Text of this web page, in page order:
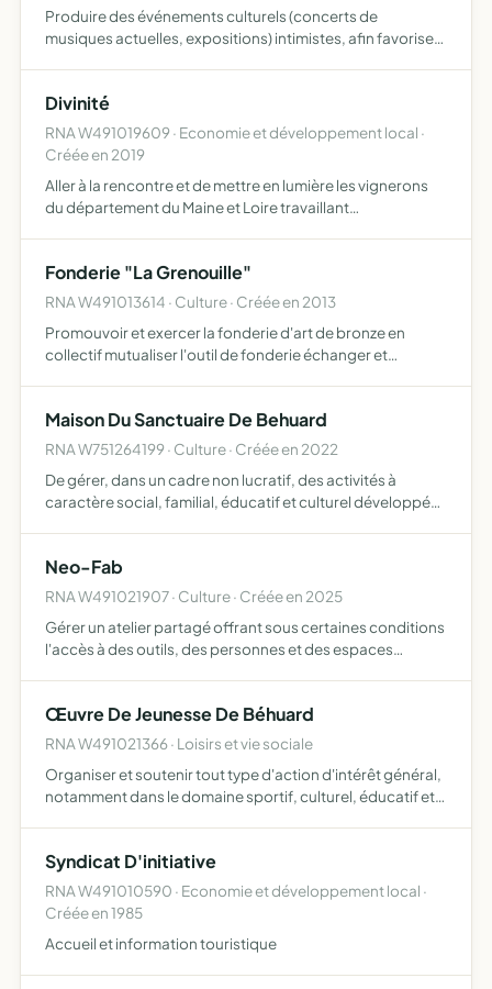
Produire des événements culturels (concerts de
musiques actuelles, expositions) intimistes, afin favoriser
Divinité
RNA W491019609 · Economie et développement local ·
Créée en 2019
Aller à la rencontre et de mettre en lumière les vignerons
du département du Maine et Loire travaillant
sont concours lors…
Fonderie "La Grenouille"
RNA W491013614 · Culture · Créée en 2013
Promouvoir et exercer la fonderie d'art de bronze en
collectif mutualiser l'outil de fonderie échanger et
Maison Du Sanctuaire De Behuard
RNA W751264199 · Culture · Créée en 2022
De gérer, dans un cadre non lucratif, des activités à
caractère social, familial, éducatif et culturel développées
Neo-Fab
RNA W491021907 · Culture · Créée en 2025
Gérer un atelier partagé offrant sous certaines conditions
l'accès à des outils, des personnes et des espaces
Œuvre De Jeunesse De Béhuard
RNA W491021366 · Loisirs et vie sociale
Organiser et soutenir tout type d'action d'intérêt général,
notamment dans le domaine sportif, culturel, éducatif et
Syndicat D'initiative
RNA W491010590 · Economie et développement local ·
Créée en 1985
Accueil et information touristique